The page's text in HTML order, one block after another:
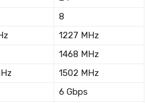
8
1227 MHz
1468 MHz
1502 MHz
6 Gbps